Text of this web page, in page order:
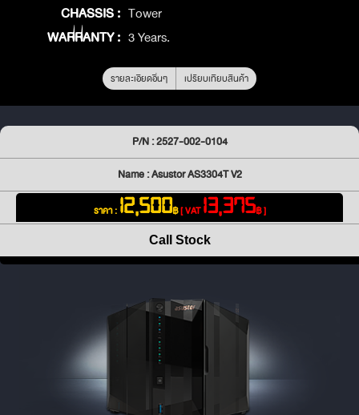
CHASSIS : Tower
WARRANTY : 3 Years.
รายละเอียดอื่นๆ เปรียบเทียบสินค้า
P/N : 2527-002-0104
Name : Asustor AS3304T V2
ราคา : 12,500฿[ VAT13,375฿ ]
Call Stock